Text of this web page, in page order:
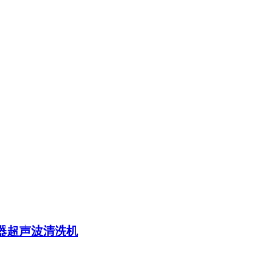
超声波清洗机